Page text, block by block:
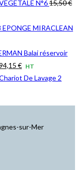
N°615,50€
EPONGE MIRACLEAN
Balai réservoir
€Le
prix
HT
De Lavage 2
sur-Mer